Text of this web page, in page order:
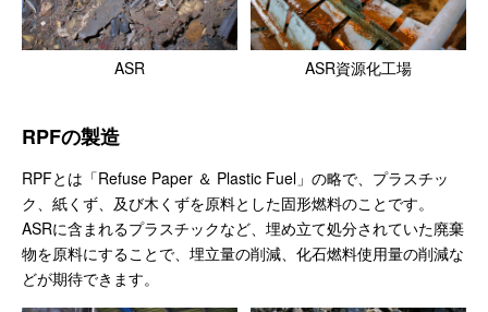
ASR ASR資源化工場
RPFの製造
RPFとは「Refuse Paper ＆ Plastic Fuel」の略で、プラスチッ
ク、紙くず、及び木くずを原料とした固形燃料のことです。
ASRに含まれるプラスチックなど、埋め立て処分されていた廃棄
物を原料にすることで、埋立量の削減、化石燃料使用量の削減な
どが期待できます。